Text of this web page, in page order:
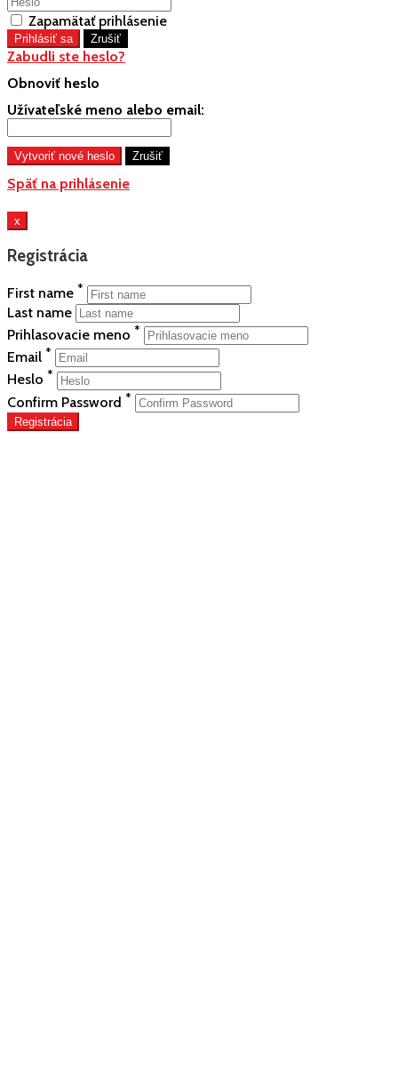
Zapamätať prihlásenie
Zabudli ste heslo?
Obnoviť heslo
Užívateľské meno alebo email:
Späť na prihlásenie
x
Registrácia
First name *
Last name
Prihlasovacie meno *
Email *
Heslo *
Confirm Password *
Registrácia